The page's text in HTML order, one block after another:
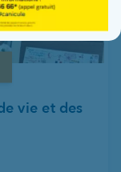
vie et des